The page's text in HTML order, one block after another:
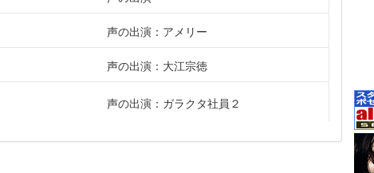
声の出演：アメリー
声の出演：大江宗徳
声の出演：ガラクタ社員２